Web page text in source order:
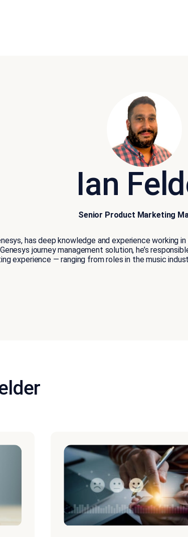
Ian
Senior Product Marketing
has deep knowledge and experience working
journey management solution, he’s
experience — ranging from roles in the music